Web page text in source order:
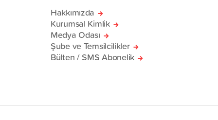
Hakkımızda
Kurumsal Kimlik
Medya Odası
Şube ve Temsilcilikler
Bülten / SMS Abonelik